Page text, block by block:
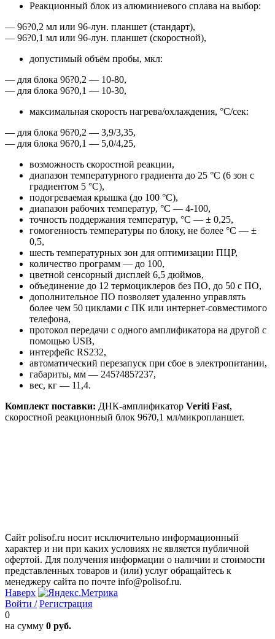
Реакционный блок из алюминиевого сплава на выбор:
— 96?0,2 мл или 96-лун. планшет (стандарт),
— 96?0,1 мл или 96-лун. планшет (скоростной),
допустимый объём пробы, мкл:
— для блока 96?0,2 — 10-80,
— для блока 96?0,1 — 10-30,
максимальная скорость нагрева/охлаждения, °С/сек:
— для блока 96?0,2 — 3,9/3,35,
— для блока 96?0,1 — 5,0/4,25,
возможность скоростной реакции,
диапазон температурного градиента до 25 °С (6 зон с
градиентом 5 °С),
подогреваемая крышка (до 100 °С),
диапазон рабочих температур, °C — 4-100,
точность поддержания температур, °C — ± 0,25,
гомогенность температуры по блоку, не более °C — ±
0,5,
шесть температурных зон для оптимизации ПЦР,
количество программ — до 100,
цветной сенсорный дисплей 6,5 дюймов,
объединение до 12 термоциклеров без ПО, до 50 с ПО,
дополнительное ПО позволяет удаленно управлять
более чем 50 циклами с ПК или интернет-совместимого
телефона,
протокол передачи c одного амплификатора на другой с
помощью USB,
интерфейс RS232,
автоматический перезапуск при сбое в электропитании,
габариты, мм — 245?485?237,
вес, кг — 11,4.
Комплект поставки: ДНК-амплификатор Veriti Fast,
скоростной реакционный блок 96?0,1 мл/микропланшет.
Сайт polisof.ru носит исключительно информационный
характер и ни при каких условиях не является публичной
офертой. Для получения информации о наличии и стоимости
представленных товаров и (или) услуг обращайтесь к
менеджеру сайта по почте info@polisof.ru.
Наверх
Войти / Регистрация
0
на сумму 0 руб.